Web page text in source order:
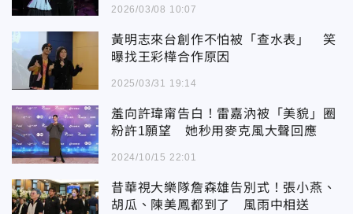
2026/03/08 10:07
黃明志來台創作不怕被「查水表」 笑
曝找王彩樺合作原因
2025/03/31 19:14
羞向許瑋甯告白！雷嘉汭被「美貌」圈
粉許1願望 她秒用麥克風大聲回應
2024/10/15 22:01
昔華視大樂隊詹森雄告別式！張小燕、
胡瓜、陳美鳳都到了 風雨中相送